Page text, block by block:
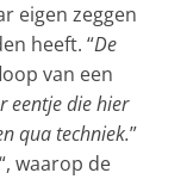
eigen zeggen
heeft. “De
van een
eentje die hier
qua techniek.”
“, waarop de